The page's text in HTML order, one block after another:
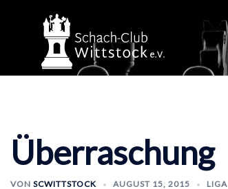
springen
Überraschung
VON SCWITTSTOCK AUGUST 15, 2015 LIGA